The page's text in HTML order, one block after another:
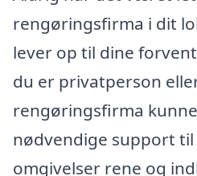
rengøringsfirma i dit
lever op til dine
du er privatperson
rengøringsfirma
nødvendige support
omgivelser rene og